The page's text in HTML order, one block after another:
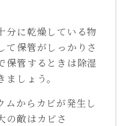
分に乾燥している物
て保管がしっかりさ
保管するときは除湿
しょう。
ムからカビが発生し
の敵はカビさ